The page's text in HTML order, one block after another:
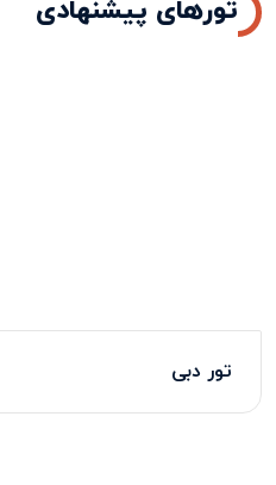
تورهای پیشنهادی
تور دبی